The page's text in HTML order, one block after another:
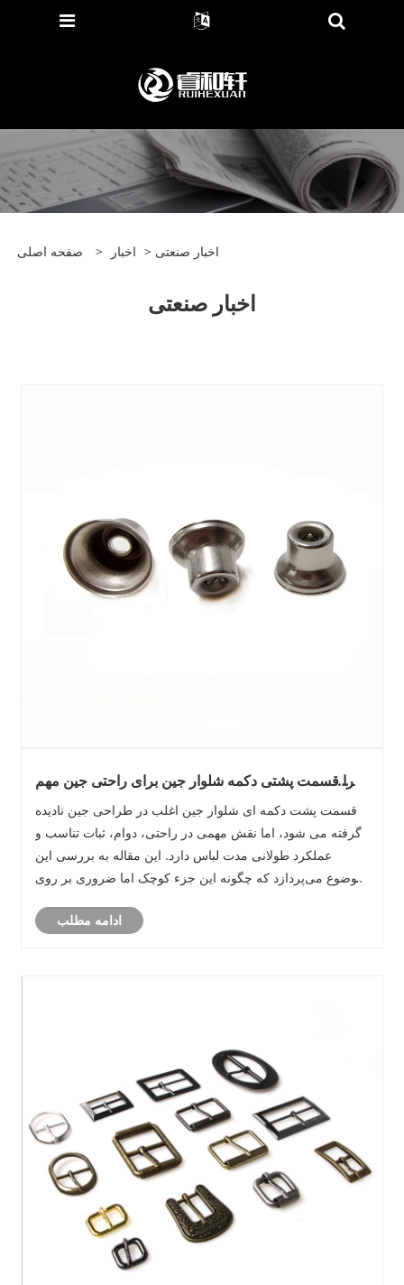
صفحه اصلی > اخبار > اخبار صنعتی
اخبار صنعتی
چرا قسمت پشتی دکمه شلوار جین برای راحتی جین مهم
قسمت پشت دکمه ای شلوار جین اغلب در طراحی جین نادیده
گرفته می شود، اما نقش مهمی در راحتی، دوام، ثبات تناسب و
عملکرد طولانی مدت لباس دارد. این مقاله به بررسی این
موضوع می‌پردازد که چگونه این جزء کوچک اما ضروری بر روی
ادامه مطلب